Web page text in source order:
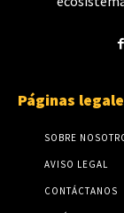
Páginas
SOBRE
AVISO LEGAL
CONTÁCTANOS